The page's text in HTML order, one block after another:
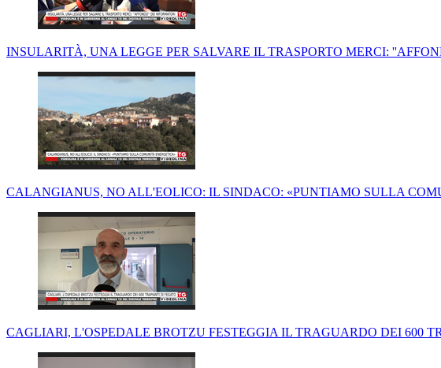
INSULARITÀ, UNA LEGGE PER SALVARE IL TRASPORTO MERCI:
CALANGIANUS, NO ALL'EOLICO: IL SINDACO: «PUNTIAMO SULLA
CAGLIARI, L'OSPEDALE BROTZU FESTEGGIA IL TRAGUARDO DEI 600